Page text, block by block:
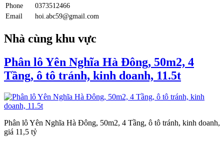
Phone
0373512466
Email
hoi.abc59@gmail.com
Nhà cùng khu vực
Phân lô Yên Nghĩa Hà Đông, 50m2, 4
Tầng, ô tô tránh, kinh doanh, 11.5t
Phân lô Yên Nghĩa Hà Đông, 50m2, 4 Tầng, ô tô tránh, kinh doanh,
giá 11,5 tỷ